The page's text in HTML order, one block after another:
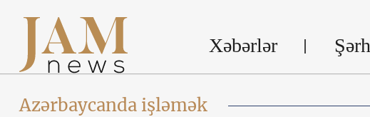
Xəbərlər Şərh
Azərbaycanda işləmək